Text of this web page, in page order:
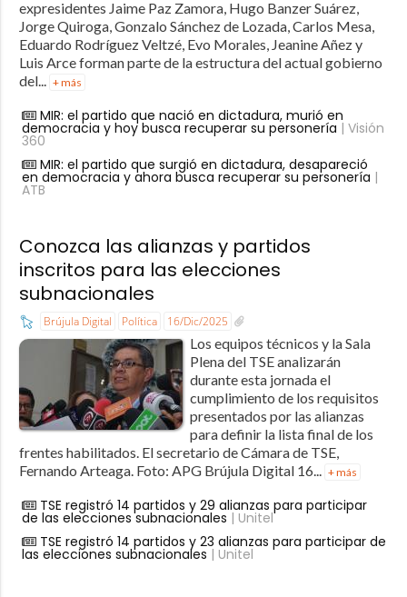
expresidentes Jaime Paz Zamora, Hugo Banzer Suárez,
Jorge Quiroga, Gonzalo Sánchez de Lozada, Carlos Mesa,
Eduardo Rodríguez Veltzé, Evo Morales, Jeanine Añez y
Luis Arce forman parte de la estructura del actual gobierno
del... + más
MIR: el partido que nació en dictadura, murió en
democracia y hoy busca recuperar su personería | Visión
360
MIR: el partido que surgió en dictadura, desapareció
en democracia y ahora busca recuperar su personería |
ATB
Conozca las alianzas y partidos
inscritos para las elecciones
subnacionales
Brújula Digital Política 16/Dic/2025
Los equipos técnicos y la Sala
Plena del TSE analizarán
durante esta jornada el
cumplimiento de los requisitos
presentados por las alianzas
para definir la lista final de los
frentes habilitados. El secretario de Cámara de TSE,
Fernando Arteaga. Foto: APG Brújula Digital 16... + más
TSE registró 14 partidos y 29 alianzas para participar
de las elecciones subnacionales | Unitel
TSE registró 14 partidos y 23 alianzas para participar de
las elecciones subnacionales | Unitel